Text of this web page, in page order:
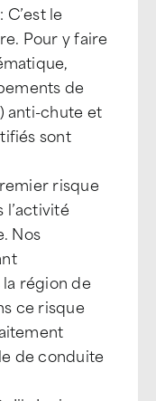
le
Pour y faire
de
anti-chute et
sont
risque
l’activité
Nos
région de
ce risque
de conduite